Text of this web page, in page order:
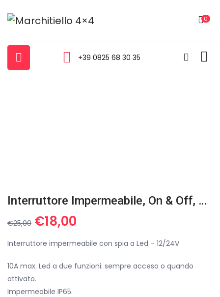
0
+39 0825 68 30 35
Interruttore Impermeabile, On & Off, 12V – Nero
€25,00 Il
prezzo
originale
era:
€25,00.
€18,00
attuale
è:
€18,00.
Interruttore impermeabile con spia a Led – 12/24V
10A max. Led a due funzioni: sempre acceso o quando
attivato.
Impermeabile IP65.